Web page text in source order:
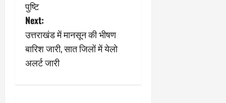
t
n
a
पुष्टि
Next:
उत्तराखंड में मानसून की भीषण
बारिश जारी, सात जिलों में येलो
अलर्ट जारी